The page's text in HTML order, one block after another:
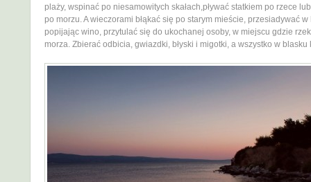
plaży, wspinać po niesamowitych skałach,pływać statkiem po rzece
po morzu. A wieczorami błąkać się po starym mieście, przesiadywać
popijając wino, przytulać się do ukochanej osoby, w miejscu gdzie
morza. Zbierać odbicia, gwiazdki, błyski i migotki, a wszystko w blasku